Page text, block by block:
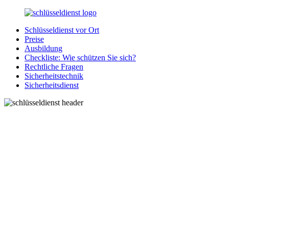
Zurück
Inhalt
SchluesseldienstDirekt.de
Ihre
Notlage
wird
gelöst!
Schlüsseldienst vor Ort
Preise
Ausbildung
Checkliste: Wie schützen Sie sich?
Rechtliche Fragen
Sicherheitstechnik
Sicherheitsdienst